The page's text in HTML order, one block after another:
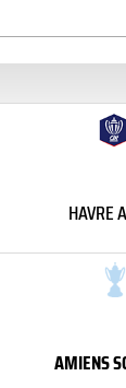
HAVRE
AMIENS